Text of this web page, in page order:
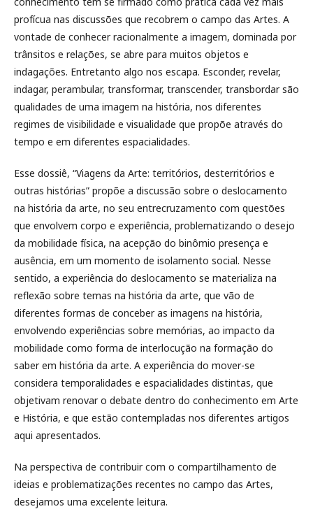
profícua nas discussões que recobrem o campo das Artes. A
vontade de conhecer racionalmente a imagem, dominada por
trânsitos e relações, se abre para muitos objetos e
indagações. Entretanto algo nos escapa. Esconder, revelar,
indagar, perambular, transformar, transcender, transbordar são
qualidades de uma imagem na história, nos diferentes
regimes de visibilidade e visualidade que propõe através do
tempo e em diferentes espacialidades.
Esse dossiê, “Viagens da Arte: territórios, desterritórios e
outras histórias” propõe a discussão sobre o deslocamento
na história da arte, no seu entrecruzamento com questões
que envolvem corpo e experiência, problematizando o desejo
da mobilidade física, na acepção do binômio presença e
ausência, em um momento de isolamento social. Nesse
sentido, a experiência do deslocamento se materializa na
reflexão sobre temas na história da arte, que vão de
diferentes formas de conceber as imagens na história,
envolvendo experiências sobre memórias, ao impacto da
mobilidade como forma de interlocução na formação do
saber em história da arte. A experiência do mover-se
considera temporalidades e espacialidades distintas, que
objetivam renovar o debate dentro do conhecimento em Arte
e História, e que estão contempladas nos diferentes artigos
aqui apresentados.
Na perspectiva de contribuir com o compartilhamento de
ideias e problematizações recentes no campo das Artes,
desejamos uma excelente leitura.